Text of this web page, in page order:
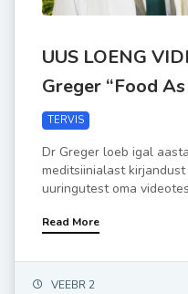
UUS LOENG
Greger “Food
TERVIS
Dr Greger loeb igal
meditsiinialast
uuringutest oma
Read More
VEEBR 2